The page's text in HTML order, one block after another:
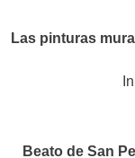
Las pinturas
Beato de San